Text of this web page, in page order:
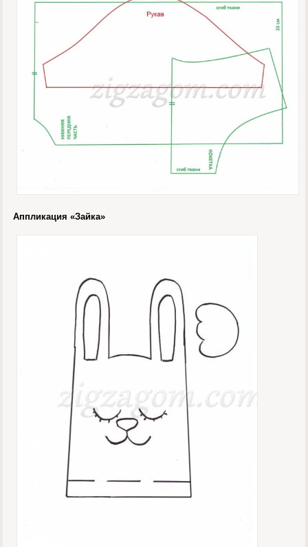
Аппликация «Зайка»